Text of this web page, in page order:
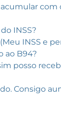
com
INSS?
INSS e
ao B94?
posso
Consigo